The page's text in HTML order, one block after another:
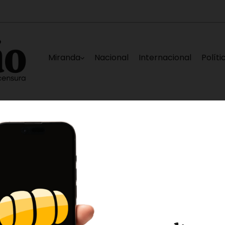
Miranda Nacional Internacional